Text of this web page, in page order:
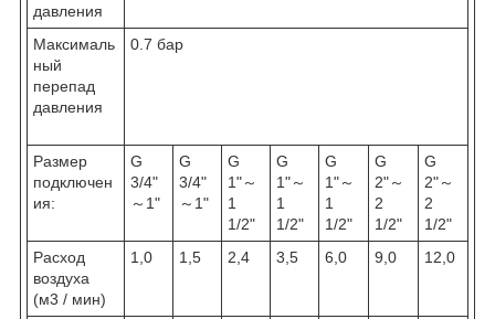
давления
Максималь
ный
перепад
давления
0.7 бар
Размер
подключен
ия:
G
3/4"
～1"
G
3/4"
～1"
G
1"～
1
1/2"
G
1"～
1
1/2"
G
1"～
1
1/2"
G
2"～
2
1/2"
G
2"～
2
1/2"
Расход
воздуха
(м3 / мин)
1,0 1,5 2,4 3,5 6,0 9,0 12,0